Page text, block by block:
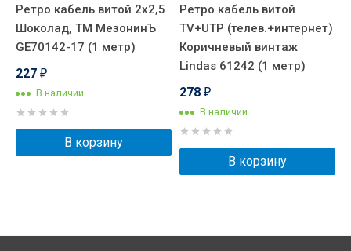
Ретро кабель витой 2x2,5
Шоколад, ТМ МезонинЪ
GE70142-17 (1 метр)
227 ₽
В наличии
В корзину
Ретро кабель витой
TV+UTP (телев.+интернет)
Коричневый винтаж
Lindas 61242 (1 метр)
278 ₽
В наличии
В корзину